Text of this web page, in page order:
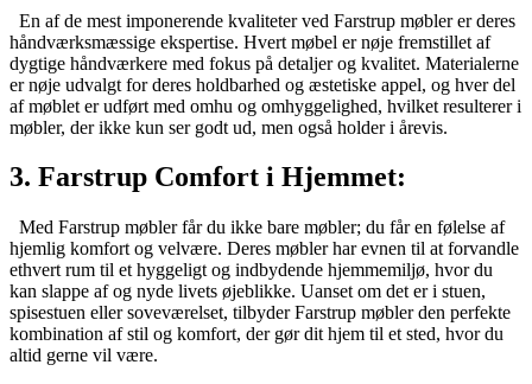
En af de mest imponerende kvaliteter ved Farstrup møbler er deres
håndværksmæssige ekspertise. Hvert møbel er nøje fremstillet af
dygtige håndværkere med fokus på detaljer og kvalitet. Materialerne
er nøje udvalgt for deres holdbarhed og æstetiske appel, og hver del
af møblet er udført med omhu og omhyggelighed, hvilket resulterer i
møbler, der ikke kun ser godt ud, men også holder i årevis.
3. Farstrup Comfort i Hjemmet:
Med Farstrup møbler får du ikke bare møbler; du får en følelse af
hjemlig komfort og velvære. Deres møbler har evnen til at forvandle
ethvert rum til et hyggeligt og indbydende hjemmemiljø, hvor du
kan slappe af og nyde livets øjeblikke. Uanset om det er i stuen,
spisestuen eller soveværelset, tilbyder Farstrup møbler den perfekte
kombination af stil og komfort, der gør dit hjem til et sted, hvor du
altid gerne vil være.